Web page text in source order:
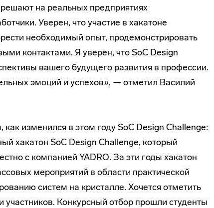
на реальных предприятиях
Уверен, что участие в хакатоне
необходимый опыт, продемонстрировать
контактами. Я уверен, что SoC Design
вашего будущего развития в профессии.
эмоций и успехов», — отметил Василий
изменился в этом году SoC Design Challenge:
хакатон SoC Design Challenge, который
с компанией YADRO. За эти годы хакатон
мероприятий в области практической
систем на кристалле. Хочется отметить
участников. Конкурсный отбор прошли студенты